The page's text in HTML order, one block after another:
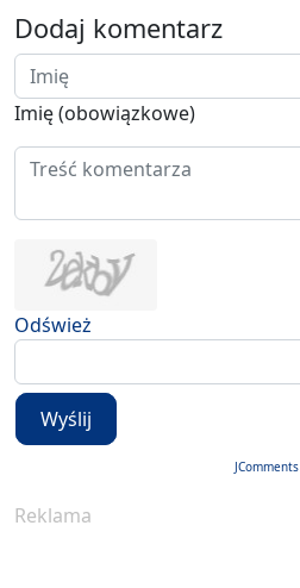
Dodaj komentarz
Imię (obowiązkowe)
Odśwież
Wyślij
JComments
Reklama